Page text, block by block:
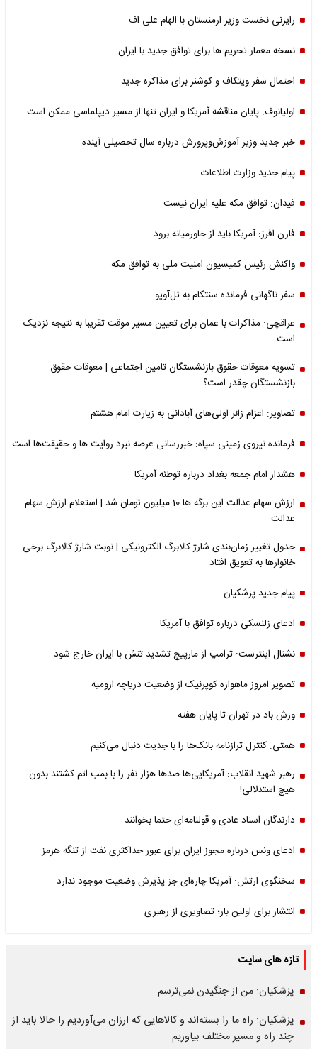
رایزنی نخست وزیر ارمنستان با الهام علی اف
نسخه معمار تحریم ها برای توافق جدید با ایران
احتمال سفر ویتکاف و کوشنر برای مذاکره جدید
اولیانوف: پایان مناقشه آمریکا و ایران تنها از مسیر دیپلماسی ممکن است
خبر جدید وزیر آموزش‌وپرورش درباره سال تحصیلی آینده
پیام جدید وزارت اطلاعات
فیدان: توافق مکه علیه ایران نیست
فارن افرز: آمریکا باید از خاورمیانه برود
واکنش رئیس کمیسیون امنیت ملی به توافق مکه
سفر ناگهانی فرمانده سنتکام به تل‌آویو
عراقچی: مذاکرات با عمان برای تعیین مسیر موقت تقریبا به نتیجه نزدیک
است
تسویه معوقات حقوق بازنشستگان تامین اجتماعی | معوقات حقوق
بازنشستگان چقدر است؟
تصاویر: اعزام زائر اولی‌های آبادانی به زیارت امام هشتم
فرمانده نیروی زمینی سپاه: خبررسانی عرصه نبرد روایت ها و حقیقت‌ها است
هشدار امام جمعه بغداد درباره توطئه آمریکا
ارزش سهام عدالت این برگه ها 10 میلیون تومان شد | استعلام ارزش سهام
عدالت
جدول تغییر زمان‌بندی شارژ کالابرگ الکترونیکی | نوبت شارژ کالابرگ برخی
خانوارها به تعویق افتاد
پیام جدید پزشکیان
ادعای زلنسکی درباره توافق با آمریکا
نشنال اینترست: ترامپ از مارپیچ تشدید تنش با ایران خارج شود
تصویر امروز ماهواره کوپرنیک از وضعیت دریاچه ارومیه
وزش باد در تهران تا پایان هفته
همتی: کنترل ترازنامه بانک‌ها را با جدیت دنبال می‌کنیم
رهبر شهید انقلاب: آمریکایی‌ها صدها هزار نفر را با بمب اتم کشتند بدون
هیچ استدلالی!
دارندگان اسناد عادی و قولنامه‌ای حتما بخوانند
ادعای ونس درباره مجوز ایران برای عبور حداکثری نفت از تنگه هرمز
سخنگوی ارتش: آمریکا چاره‌ای جز پذیرش وضعیت موجود ندارد
انتشار برای اولین بار؛ تصاویری از رهبری
تازه های سایت
پزشکیان: من از جنگیدن نمی‌ترسم
پزشکیان: راه ما را بسته‌اند و کالاهایی که ارزان می‌آوردیم را حالا باید از
چند راه و مسیر مختلف بیاوریم